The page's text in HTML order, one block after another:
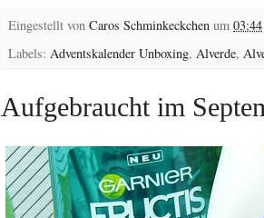
Eingestellt von Caros Schminkeckchen um 03:44
Labels: Adventskalender Unboxing, Alverde,
Aufgebraucht im